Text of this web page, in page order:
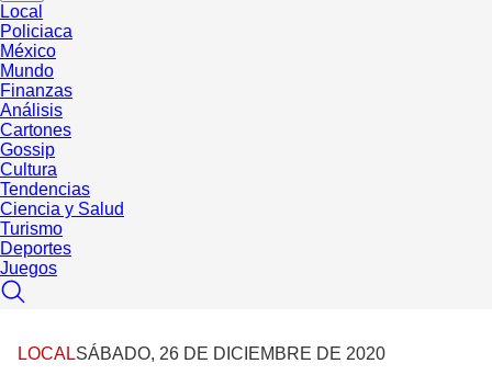
Local
Policiaca
México
Mundo
Finanzas
Análisis
Cartones
Gossip
Cultura
Tendencias
Ciencia y Salud
Turismo
Deportes
Juegos
LOCALSÁBADO, 26 DE DICIEMBRE DE 2020